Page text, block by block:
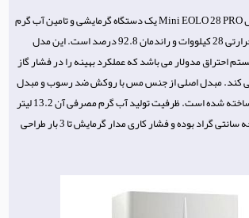
پکیج دیواری ایمرگاس مدل Mini EOLO 28 PRO یک دستگاه گرمایشی و تامین آب گرم
مصرفی دو مبدله با توان حرارتی 28 کیلووات و راندمان 92.8 درصد است. این مدل
احتراق مدولار می باشد که عملکرد بهینه را در فشار گاز
بار حفظ می کند. مبدل اصلی از جنس مس با روکش ضد رسوب و مبدل
ثانویه از استیل ضد زنگ ساخته شده است. ظرفیت تولید آب گرم مصرفی آن 13.2 لیتر